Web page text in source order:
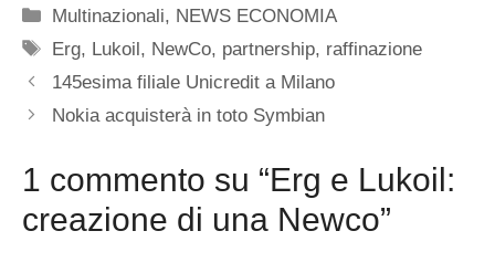
Categorie
Multinazionali, NEWS ECONOMIA
Tag
Erg, Lukoil, NewCo, partnership, raffinazione
145esima filiale Unicredit a Milano
Nokia acquisterà in toto Symbian
1 commento su “Erg e Lukoil:
creazione di una Newco”